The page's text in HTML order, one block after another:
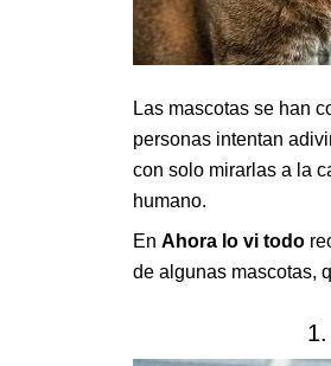
Las mascotas se han
personas intentan
con solo mirarlas a la
humano.
En Ahora lo vi todo
de algunas mascotas,